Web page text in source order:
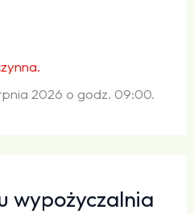
2026 o godz. 09:00.
wypożyczalnia